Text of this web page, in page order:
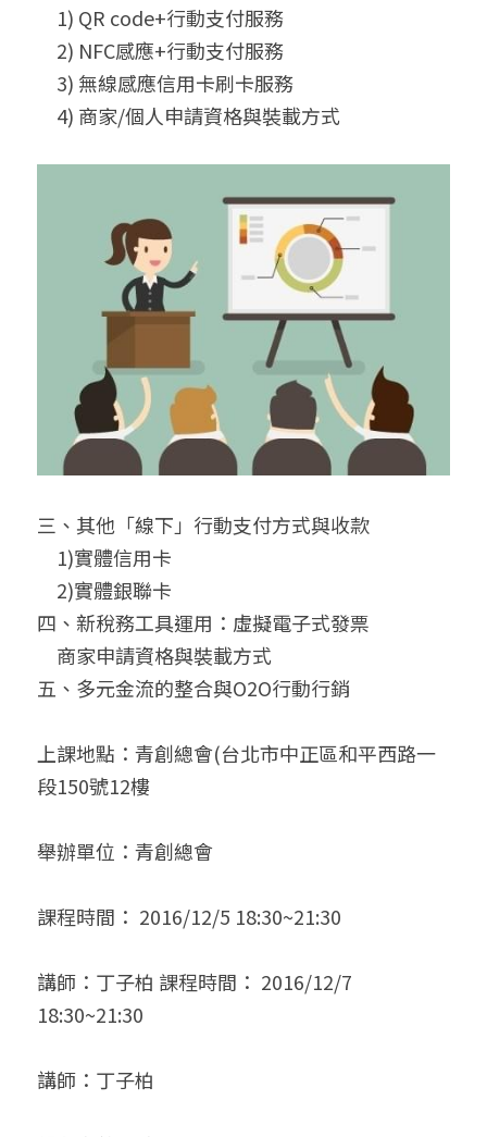
1) QR code+行動支付服務
2) NFC感應+行動支付服務
3) 無線感應信用卡刷卡服務
4) 商家/個人申請資格與裝載方式
三、其他「線下」行動支付方式與收款
1)實體信用卡
2)實體銀聯卡
四、新稅務工具運用：虛擬電子式發票
商家申請資格與裝載方式
五、多元金流的整合與O2O行動行銷
上課地點：青創總會(台北市中正區和平西路一
段150號12樓
舉辦單位：青創總會
課程時間： 2016/12/5 18:30~21:30
講師：丁子柏 課程時間： 2016/12/7
18:30~21:30
講師：丁子柏